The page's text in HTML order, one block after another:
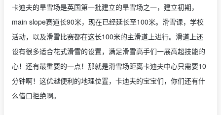
卡迪夫的旱雪场是英国第一批建立的旱雪场之一，建立初期，
main slope赛道长90米，现在已经延长至100米。滑雪课，学校
活动，以及滑雪比赛都在这长100米的主滑道上进行。滑道上还
设有很多适合花式滑雪的设置，满足滑雪高手们一展高超技能的
心！还有最重要的一点！那就是滑雪场距离卡迪夫中心只需要10
分钟啊！这优越便利的地理位置，卡迪夫的宝宝们，你们还有什
么借口拒绝啊。